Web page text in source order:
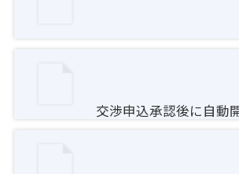
交渉申込承認後に自動